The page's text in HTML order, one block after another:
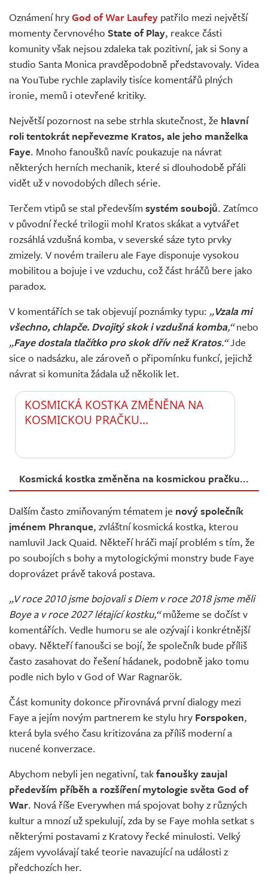
Živě
Oznámení hryGod of War Laufey patřilo mezi největší
momenty červnového State of Play, reakce části
komunity však nejsou zdaleka tak pozitivní, jak si Sony a
studio Santa Monica pravděpodobně představovaly. Videa
na YouTube rychle zaplavily tisíce komentářů plných
ironie, memů i otevřené kritiky.
Největší pozornost na sebe strhla skutečnost, že hlavní
roli tentokrát nepřevezme Kratos, ale jeho manželka
Faye. Mnoho fanoušků navíc poukazuje na návrat
některých herních mechanik, které si dlouhodobě přáli
vidět už v novodobých dílech série.
Terčem vtipů se stal především systém soubojů. Zatímco
v původní řecké trilogii mohl Kratos skákat a vytvářet
rozsáhlá vzdušná komba, v severské sáze tyto prvky
zmizely. V novém traileru ale Faye disponuje vysokou
mobilitou a bojuje i ve vzduchu, což část hráčů bere jako
paradox.
V komentářích se tak objevují poznámky typu: „Vzala mi
všechno, chlapče. Dvojitý skok i vzdušná komba,“nebo
„Faye dostala tlačítko pro skok dřív než Kratos.“Jde
sice o nadsázku, ale zároveň o připomínku funkcí, jejichž
návrat si komunita žádala už několik let.
KOSMICKÁ KOSTKA ZMĚNĚNA NA
KOSMICKOU PRAČKU...
Kosmická kostka změněna na kosmickou pračku...
Dalším často zmiňovaným tématem je nový společník
jménem Phranque, zvláštní kosmická kostka, kterou
namluvil Jack Quaid. Někteří hráči mají problém s tím, že
po soubojích s bohy a mytologickými monstry bude Faye
doprovázet právě taková postava.
„V roce 2010 jsme bojovali s Diem v roce 2018 jsme měli
Boye a v roce 2027 létající kostku,“můžeme se dočíst v
komentářích. Vedle humoru se ale ozývají i konkrétnější
obavy. Někteří fanoušci se bojí, že společník bude příliš
často zasahovat do řešení hádanek, podobně jako tomu
podle nich bylo v God of War Ragnarök.
Část komunity dokonce přirovnává první dialogy mezi
Faye a jejím novým partnerem ke stylu hry Forspoken,
která byla svého času kritizována za příliš moderní a
nucené konverzace.
Abychom nebyli jen negativní, takfanoušky zaujal
především příběh a rozšíření mytologie světa God of
War. Nová říše Everywhen má spojovat bohy z různých
kultur a mnozí už spekulují, zda by se Faye mohla setkat s
některými postavami z Kratovy řecké minulosti. Velký
zájem vyvolávají také teorie navazující na události z
předchozích her.